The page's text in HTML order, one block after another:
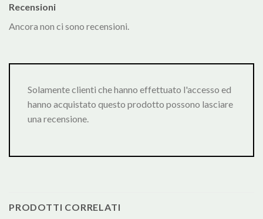
Recensioni
Ancora non ci sono recensioni.
Solamente clienti che hanno effettuato l'accesso ed
hanno acquistato questo prodotto possono lasciare
una recensione.
PRODOTTI CORRELATI